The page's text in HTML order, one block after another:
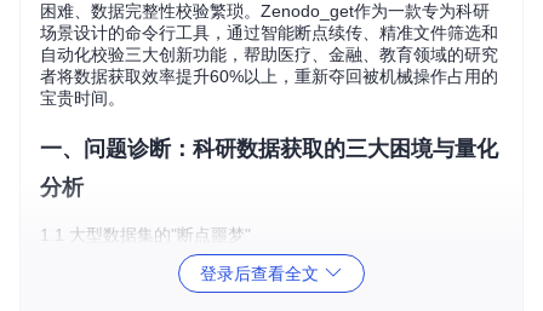
困难、数据完整性校验繁琐。Zenodo_get作为一款专为科研
场景设计的命令行工具，通过智能断点续传、精准文件筛选和
自动化校验三大创新功能，帮助医疗、金融、教育领域的研究
者将数据获取效率提升60%以上，重新夺回被机械操作占用的
宝贵时间。
一、问题诊断：科研数据获取的三大困境与量化
分析
1.1 大型数据集的"断点噩梦"
登录后查看全文